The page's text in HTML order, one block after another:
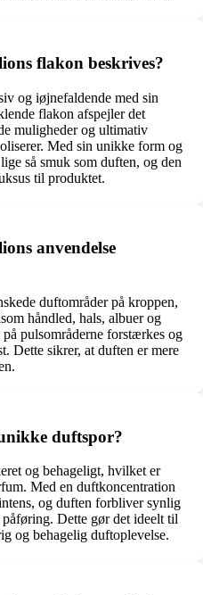
flakon beskrives?
og iøjnefaldende med sin
flakon afspejler det
muligheder og ultimativ
Med sin unikke form og
så smuk som duften, og den
til produktet.
anvendelse
duftområder på kroppen,
håndled, hals, albuer og
pulsområderne forstærkes og
Dette sikrer, at duften er mere
duftspor?
og behageligt, hvilket er
Med en duftkoncentration
og duften forbliver synlig
Dette gør det ideelt til
og behagelig duftoplevelse.